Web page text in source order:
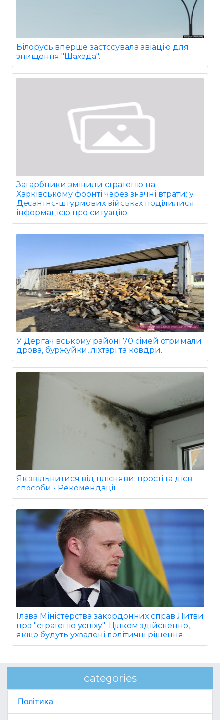
Білорусь вперше застосувала авіацію для
знищення "Шахеда".
Загарбники змінили стратегію на
Харківському фронті через значні втрати: у
Десантно-штурмових військах поділилися
інформацією про ситуацію
У Дергачівському районі 70 сімей отримали
дрова, буржуйки, ліхтарі та ковдри.
Як звільнитися від плісняви: прості та дієві
способи - Рекомендації.
Глава Міністерства закордонних справ Литви
про "стратегію успіху": Цілком здійсненно,
якщо будуть ухвалені політичні рішення.
categories
Політика